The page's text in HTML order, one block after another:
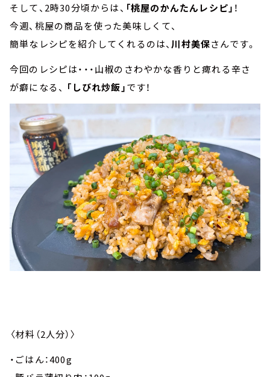
そして、2時30分頃からは、 「桃屋のかんたんレシピ」 ！
今週、桃屋の商品を使った美味しくて、
簡単なレシピを紹介してくれるのは、川村美保さんです。
今回のレシピは・・・山椒のさわやかな香りと痺れる辛さ
が癖になる、 「しびれ炒飯」です！
〈材料（2人分）〉
・ごはん：400g